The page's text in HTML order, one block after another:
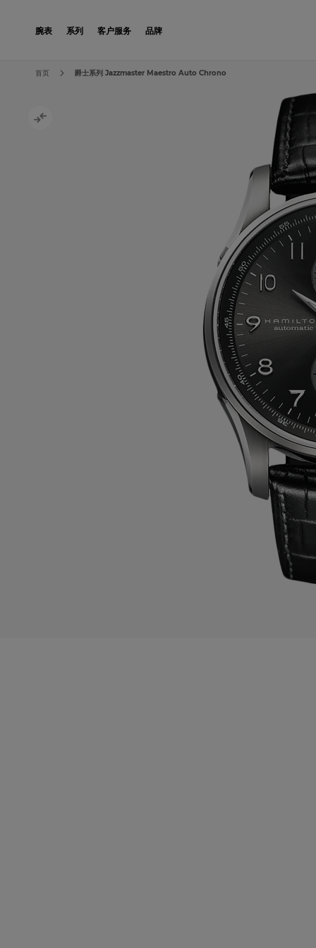
腕表 系列 客户服务 品牌
Skip to the end of the images gallery
Skip to the beginning of the images gallery
首页 爵士系列 Jazzmaster Maestro Auto Chrono